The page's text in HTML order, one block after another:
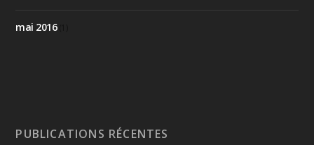
mai 2016(1)
PUBLICATIONS RÉCENTES